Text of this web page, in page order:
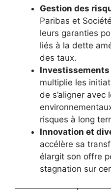
Gestion des
Paribas et
leurs garanties
liés à la dette
des taux.
Investissements
multiplie les
de s’aligner
risques à long
Innovation et
accélère sa
élargit son offre
stagnation sur